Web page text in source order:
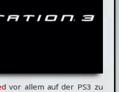
vor allem auf der PS3 zu